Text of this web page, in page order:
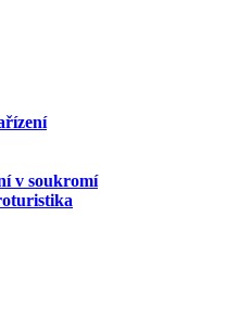
v soukromí